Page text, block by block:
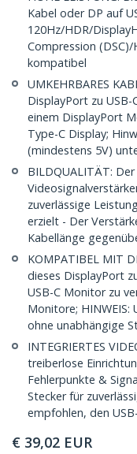
Kabel oder DP auf
120Hz/HDR/
Compression
kompatibel
UMKEHRBARES
DisplayPort zu
einem DisplayPort
Type-C Display;
(mindestens 5V)
BILDQUALITÄT:
zuverlässige
erzielt - Der
Kabellänge
KOMPATIBEL MIT
dieses DisplayPort
USB-C Monitor zu
Monitore;
ohne unabhängige
INTEGRIERTES
treiberlose
Fehlerpunkte &
Stecker für
empfohlen, den
€ 39,02 EUR